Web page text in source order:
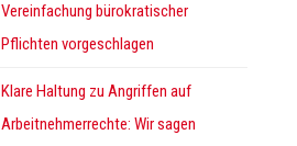
Vereinfachung bürokratischer
Pflichten vorgeschlagen
Klare Haltung zu Angriffen auf
Arbeitnehmerrechte: Wir sagen